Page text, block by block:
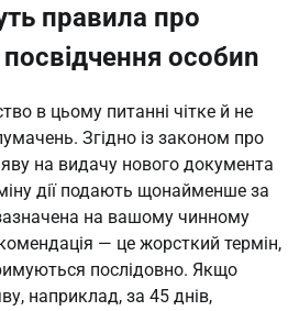
правила про
особиn
в цьому питанні чітке й не
Згідно із законом про
на видачу нового документа
дії подають щонайменше за
на вашому чинному
— це жорсткий термін,
послідовно. Якщо
наприклад, за 45 днів,